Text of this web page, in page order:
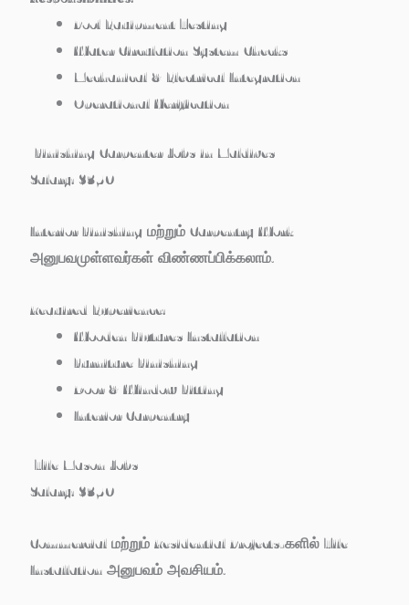
Pool Equipment Testing
Water Circulation System Checks
Mechanical & Electrical Integration
Operational Verification
Finishing Carpenter Jobs in Maldives
Salary: $350
Interior Finishing மற்றும் Carpentry Work
அனுபவமுள்ளவர்கள் விண்ணப்பிக்கலாம்.
Required Experience:
Wooden Fixtures Installation
Furniture Finishing
Door & Window Fitting
Interior Carpentry
Tile Mason Jobs
Salary: $350
Commercial மற்றும் Residential Projects-களில் Tile
Installation அனுபவம் அவசியம்.